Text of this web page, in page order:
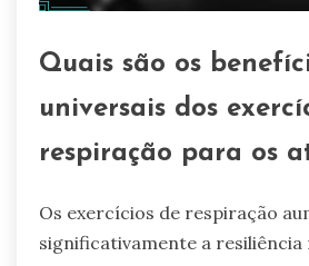
Quais são os
universais dos
respiração para os
Os exercícios de respiração
significativamente a resiliência